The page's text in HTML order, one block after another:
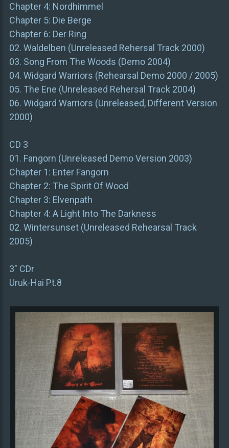
Chapter 4: Nordhimmel
Chapter 5: Die Berge
Chapter 6: Der Ring
02. Waldelben (Unreleased Rehersal Track 2000)
03. Song From The Woods (Demo 2004)
04. Widgard Warriors (Rehearsal Demo 2000 / 2005)
05. The Ene (Unreleased Rehersal Track 2004)
06. Widgard Warriors (Unreleased, Different Version
2000)
CD 3
01. Fangorn (Unreleased Demo Version 2003)
Chapter 1: Enter Fangorn
Chapter 2: The Spirit Of Wood
Chapter 3: Elvenpath
Chapter 4: A Light Into The Darkness
02. Wintersunset (Unreleased Rehearsal Track
2005)
3″ CDr
Uruk-Hai Pt.8